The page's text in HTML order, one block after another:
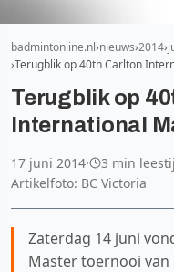
badmintonline.nl nieuws 2014
Terugblik op 40th Carlton
Terugblik op
International
17 juni 2014· 3 min
Artikelfoto: BC Victoria
Zaterdag 14 juni
Master toernooi van